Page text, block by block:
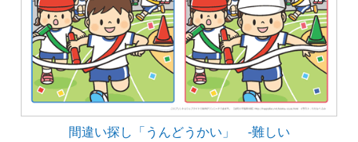
間違い探し「うんどうかい」 -難しい